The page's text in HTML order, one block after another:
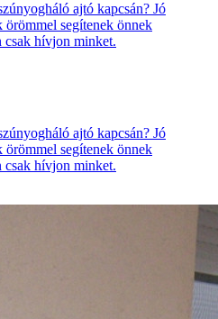
ajtó kapcsán? Jó
örömmel segítenek önnek
csak hívjon minket.
ajtó kapcsán? Jó
örömmel segítenek önnek
csak hívjon minket.